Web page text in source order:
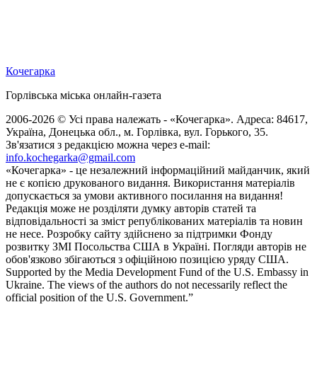
Кочегарка
Горлівська міська онлайн-газета
2006-2026 © Усі права належать - «Кочегарка». Адреса: 84617,
Україна, Донецька обл., м. Горлівка, вул. Горького, 35.
Зв'язатися з редакцією можна через e-mail:
info.kochegarka@gmail.com
«Кочегарка» - це незалежний інформаційний майданчик, який
не є копією друкованого видання. Використання матеріалів
допускається за умови активного посилання на видання!
Редакція може не розділяти думку авторів статей та
відповідальності за зміст републікованих матеріалів та новин
не несе. Розробку сайту здійснено за підтримки Фонду
розвитку ЗМІ Посольства США в Україні. Погляди авторів не
обов'язково збігаються з офіційною позицією уряду США.
Supported by the Media Development Fund of the U.S. Embassy in
Ukraine. The views of the authors do not necessarily reflect the
official position of the U.S. Government.”